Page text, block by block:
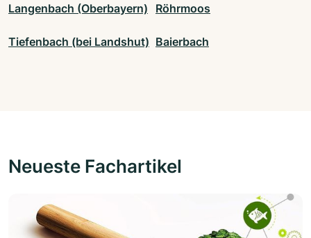
Langenbach (Oberbayern) Röhrmoos
Tiefenbach (bei Landshut) Baierbach
Neueste Fachartikel